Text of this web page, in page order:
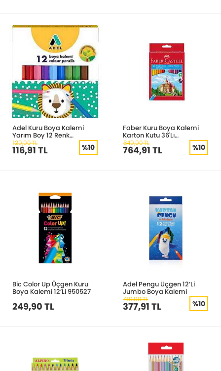
Adel Kuru Boya Kalemi
Yarım Boy 12 Renk
2112325001000
129,90 TL
116,91 TL %10
Faber Kuru Boya Kalemi
Karton Kutu 36'Lı
5171000010000
849,90 TL
764,91 TL %10
Bic Color Up Üçgen Kuru
Boya Kalemi 12’Li 950527
249,90 TL
Adel Pengu Üçgen 12’Li
Jumbo Boya Kalemi
419,90 TL
377,91 TL %10